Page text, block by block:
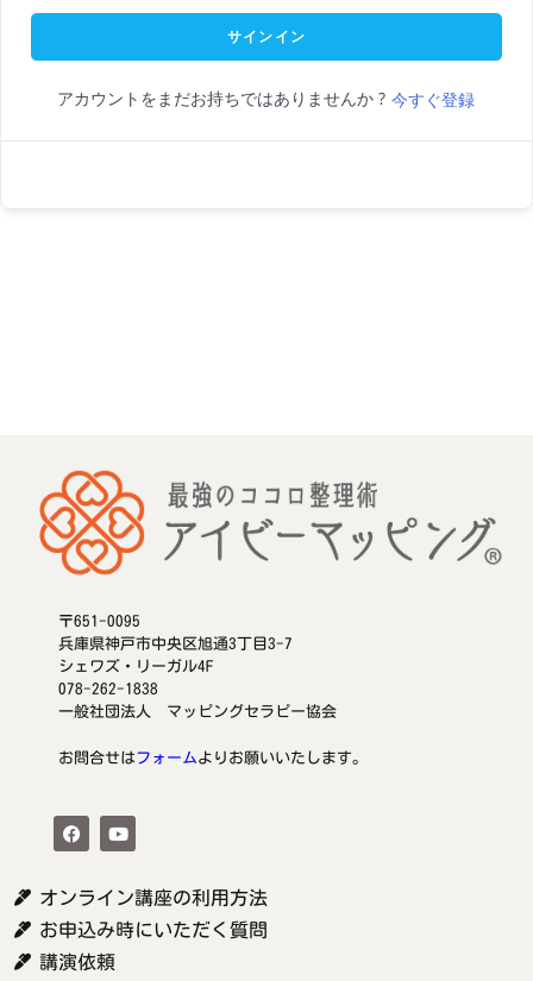
サインイン
アカウントをまだお持ちではありませんか ? 今すぐ登録
〒651-0095
兵庫県神戸市中央区旭通3丁目3-7
シェワズ・リーガル4F
078-262-1838
一般社団法人 マッピングセラピー協会
お問合せはフォームよりお願いいたします。
オンライン講座の利用方法
お申込み時にいただく質問
講演依頼